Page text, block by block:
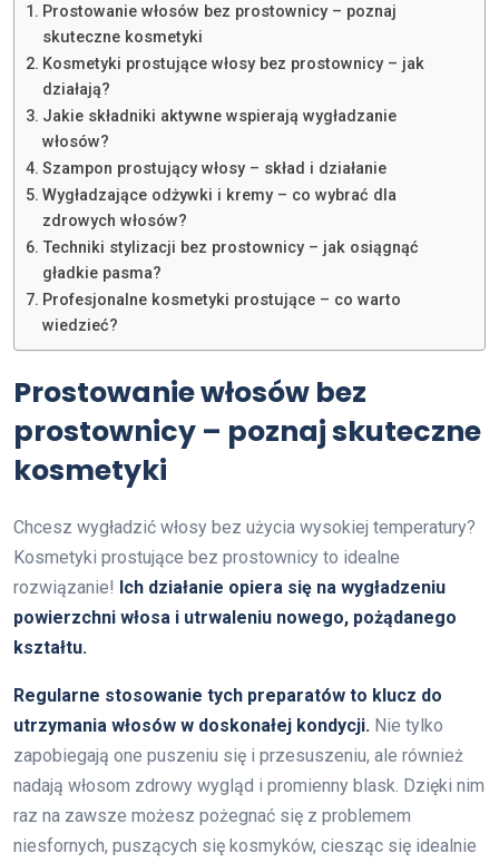
Prostowanie włosów bez prostownicy – poznaj
skuteczne kosmetyki
Kosmetyki prostujące włosy bez prostownicy – jak
działają?
Jakie składniki aktywne wspierają wygładzanie
włosów?
Szampon prostujący włosy – skład i działanie
Wygładzające odżywki i kremy – co wybrać dla
zdrowych włosów?
Techniki stylizacji bez prostownicy – jak osiągnąć
gładkie pasma?
Profesjonalne kosmetyki prostujące – co warto
wiedzieć?
Prostowanie włosów bez
prostownicy – poznaj skuteczne
kosmetyki
Chcesz wygładzić włosy bez użycia wysokiej temperatury?
Kosmetyki prostujące bez prostownicy to idealne
rozwiązanie! Ich działanie opiera się na wygładzeniu
powierzchni włosa i utrwaleniu nowego, pożądanego
kształtu.
Regularne stosowanie tych preparatów to klucz do
utrzymania włosów w doskonałej kondycji. Nie tylko
zapobiegają one puszeniu się i przesuszeniu, ale również
nadają włosom zdrowy wygląd i promienny blask. Dzięki nim
raz na zawsze możesz pożegnać się z problemem
niesfornych, puszących się kosmyków, ciesząc się idealnie